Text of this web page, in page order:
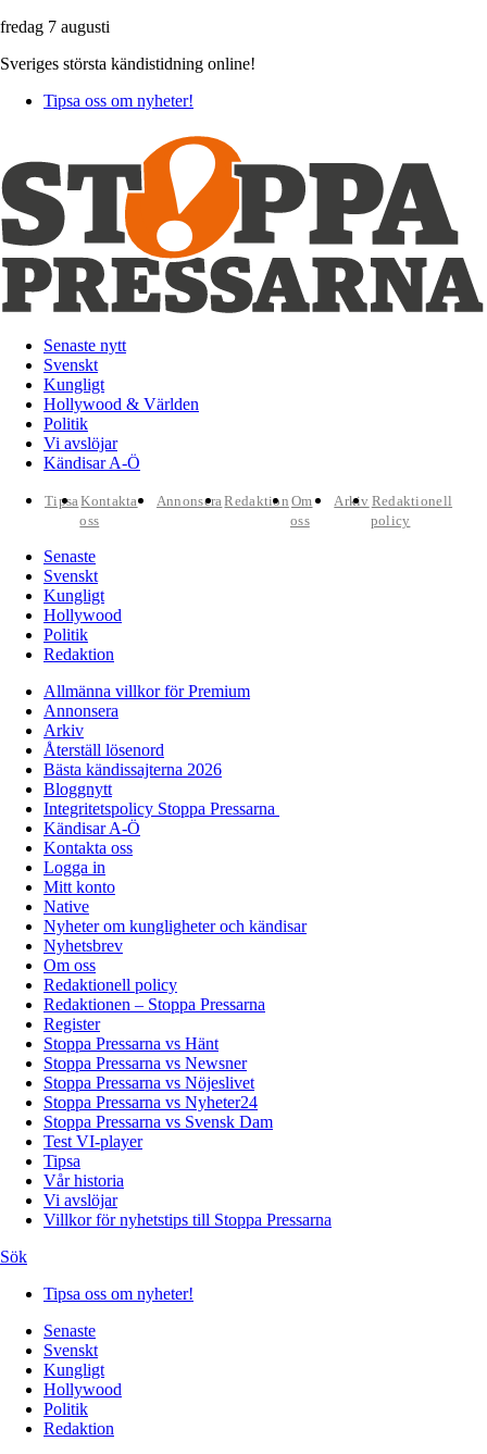
fredag 7 augusti
Sveriges största kändistidning online!
Tipsa oss om nyheter!
Senaste nytt
Svenskt
Kungligt
Hollywood & Världen
Politik
Vi avslöjar
Kändisar A-Ö
TipsaKontakta
oss
AnnonseraRedaktion Om
oss
Arkiv Redaktionell
policy
Senaste
Svenskt
Kungligt
Hollywood
Politik
Redaktion
Allmänna villkor för Premium
Annonsera
Arkiv
Återställ lösenord
Bästa kändissajterna 2026
Bloggnytt
Integritetspolicy Stoppa Pressarna
Kändisar A-Ö
Kontakta oss
Logga in
Mitt konto
Native
Nyheter om kungligheter och kändisar
Nyhetsbrev
Om oss
Redaktionell policy
Redaktionen – Stoppa Pressarna
Register
Stoppa Pressarna vs Hänt
Stoppa Pressarna vs Newsner
Stoppa Pressarna vs Nöjeslivet
Stoppa Pressarna vs Nyheter24
Stoppa Pressarna vs Svensk Dam
Test VI-player
Tipsa
Vår historia
Vi avslöjar
Villkor för nyhetstips till Stoppa Pressarna
Sök
Tipsa oss om nyheter!
Senaste
Svenskt
Kungligt
Hollywood
Politik
Redaktion